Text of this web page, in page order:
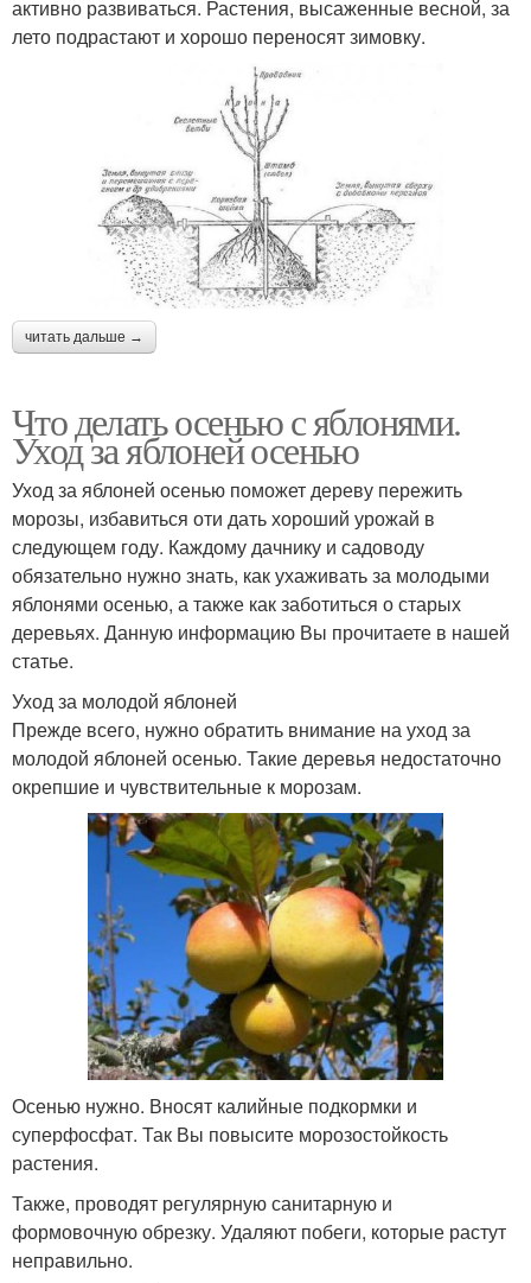
активно развиваться. Растения, высаженные весной, за
лето подрастают и хорошо переносят зимовку.
читать дальше →
Что делать осенью с яблонями.
Уход за яблоней осенью
Уход за яблоней осенью поможет дереву пережить
морозы, избавиться оти дать хороший урожай в
следующем году. Каждому дачнику и садоводу
обязательно нужно знать, как ухаживать за молодыми
яблонями осенью, а также как заботиться о старых
деревьях. Данную информацию Вы прочитаете в нашей
статье.
Уход за молодой яблоней
Прежде всего, нужно обратить внимание на уход за
молодой яблоней осенью. Такие деревья недостаточно
окрепшие и чувствительные к морозам.
Осенью нужно. Вносят калийные подкормки и
суперфосфат. Так Вы повысите морозостойкость
растения.
Также, проводят регулярную санитарную и
формовочную обрезку. Удаляют побеги, которые растут
неправильно.